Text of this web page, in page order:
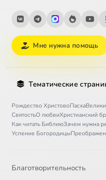
Мне нужна помощь
Тематические
Рождество ХристовоПасха
СвятостьО любвиХристианский
Как читать БиблиюЗачем нужна
Успение Богородицы
Благотворительность